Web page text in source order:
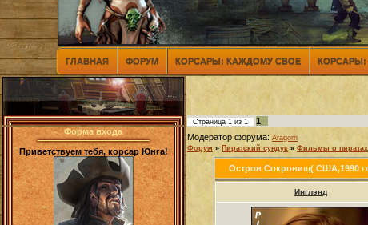
ГЛАВНАЯ ФОРУМ КОРСАРЫ: КАЖДОМУ СВОЕ КОРСАРЫ:
Форма входа
Приветствуем тебя, корсар Юнга!
Страница 1 из 1
1
Модератор форума: Aragorn
Форум » Пиратский сундук » Фильмы о пиратах
Остров Сокровищ( США,1990
Инглэнд